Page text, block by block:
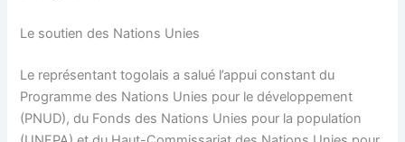
Le soutien des Nations Unies
Le représentant togolais a salué l’appui constant du
Programme des Nations Unies pour le développement
(PNUD), du Fonds des Nations Unies pour la population